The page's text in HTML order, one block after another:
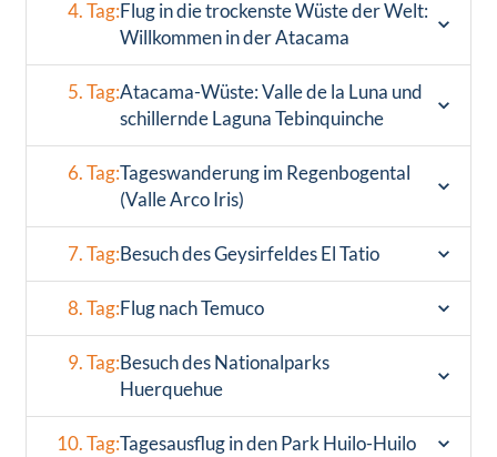
4. Tag:Flug in die trockenste Wüste der Welt:
Willkommen in der Atacama
5. Tag:Atacama-Wüste: Valle de la Luna und
schillernde Laguna Tebinquinche
6. Tag:Tageswanderung im Regenbogental
(Valle Arco Iris)
7. Tag:Besuch des Geysirfeldes El Tatio
8. Tag:Flug nach Temuco
9. Tag:Besuch des Nationalparks
Huerquehue
10. Tag:Tagesausflug in den Park Huilo-Huilo